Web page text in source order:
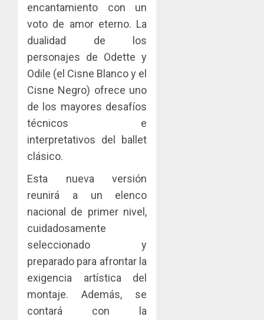
encantamiento con un
voto de amor eterno. La
dualidad de los
personajes de Odette y
Odile (el Cisne Blanco y el
Cisne Negro) ofrece uno
de los mayores desafíos
técnicos e
interpretativos del ballet
clásico.
Esta nueva versión
reunirá a un elenco
nacional de primer nivel,
cuidadosamente
seleccionado y
preparado para afrontar la
exigencia artística del
montaje. Además, se
contará con la